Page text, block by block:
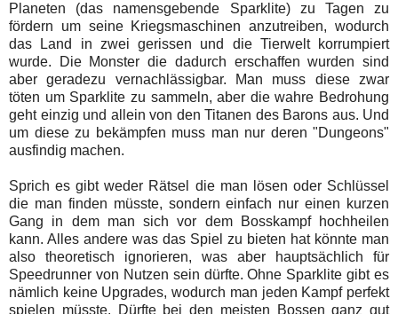
Planeten (das namensgebende Sparklite) zu Tagen zu
fördern um seine Kriegsmaschinen anzutreiben, wodurch
das Land in zwei gerissen und die Tierwelt korrumpiert
wurde. Die Monster die dadurch erschaffen wurden sind
aber geradezu vernachlässigbar. Man muss diese zwar
töten um Sparklite zu sammeln, aber die wahre Bedrohung
geht einzig und allein von den Titanen des Barons aus. Und
um diese zu bekämpfen muss man nur deren "Dungeons"
ausfindig machen.
Sprich es gibt weder Rätsel die man lösen oder Schlüssel
die man finden müsste, sondern einfach nur einen kurzen
Gang in dem man sich vor dem Bosskampf hochheilen
kann. Alles andere was das Spiel zu bieten hat könnte man
also theoretisch ignorieren, was aber hauptsächlich für
Speedrunner von Nutzen sein dürfte. Ohne Sparklite gibt es
nämlich keine Upgrades, wodurch man jeden Kampf perfekt
spielen müsste. Dürfte bei den meisten Bossen ganz gut